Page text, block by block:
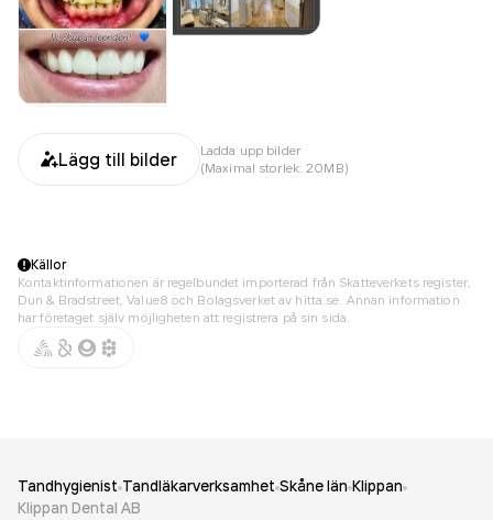
Lägg till bilder
Ladda upp bilder
(Maximal storlek: 20MB)
Källor
Kontaktinformationen är regelbundet importerad från Skatteverkets register,
Dun & Bradstreet, Value8 och Bolagsverket av hitta.se. Annan information
har företaget själv möjligheten att registrera på sin sida.
Tandhygienist Tandläkarverksamhet Skåne län Klippan
Klippan Dental AB